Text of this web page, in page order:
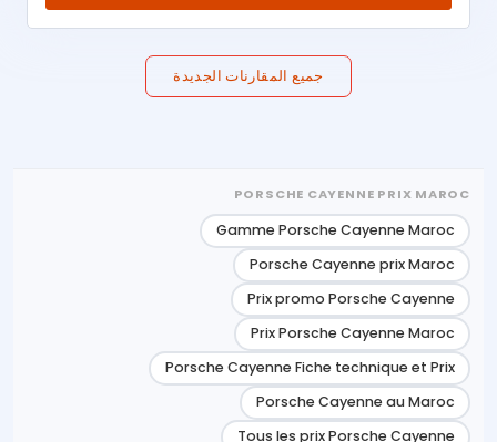
جميع المقارنات الجديدة
PORSCHE CAYENNE PRIX MAROC
Gamme Porsche Cayenne Maroc
Porsche Cayenne prix Maroc
Prix promo Porsche Cayenne
Prix Porsche Cayenne Maroc
Porsche Cayenne Fiche technique et Prix
Porsche Cayenne au Maroc
Tous les prix Porsche Cayenne